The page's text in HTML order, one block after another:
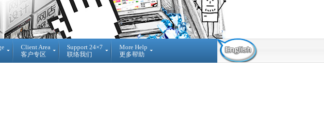
Client Area
客户专区
Support 24×7
联络我们
More Help
更多帮助